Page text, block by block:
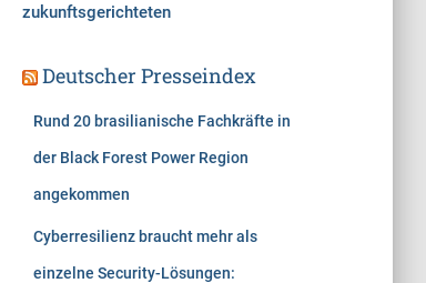
zukunftsgerichteten
Deutscher Presseindex
Rund 20 brasilianische Fachkräfte in
der Black Forest Power Region
angekommen
Cyberresilienz braucht mehr als
einzelne Security-Lösungen: